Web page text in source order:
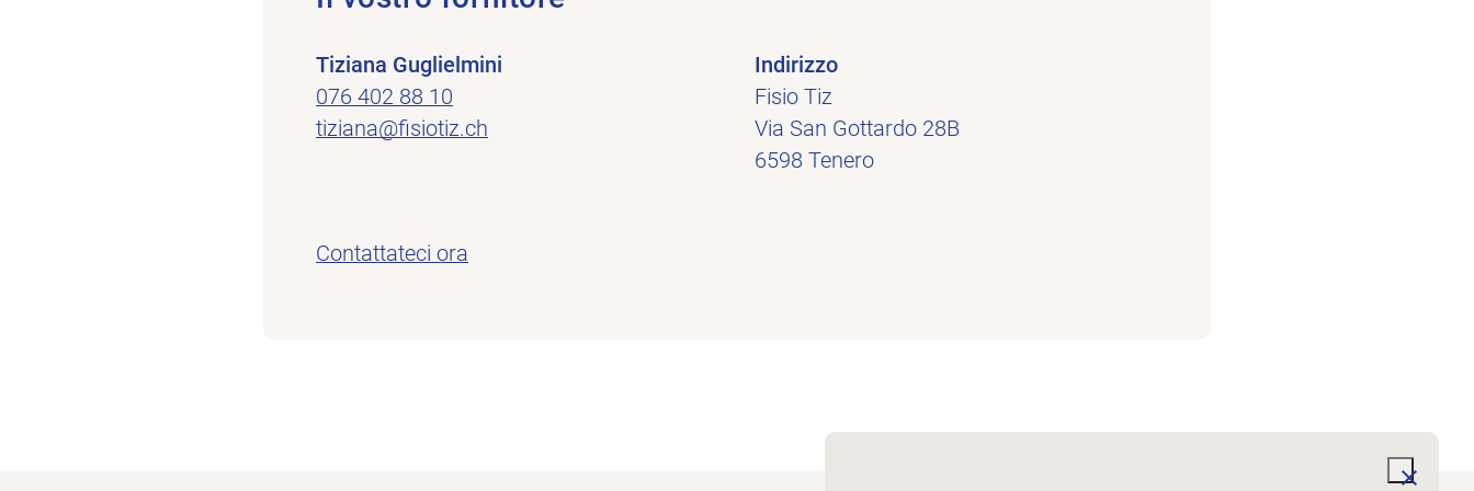
Tiziana Guglielmini
076 402 88 10
tiziana@fisiotiz.ch
Indirizzo
Fisio Tiz
Via San Gottardo 28B
6598 Tenero
Contattateci ora